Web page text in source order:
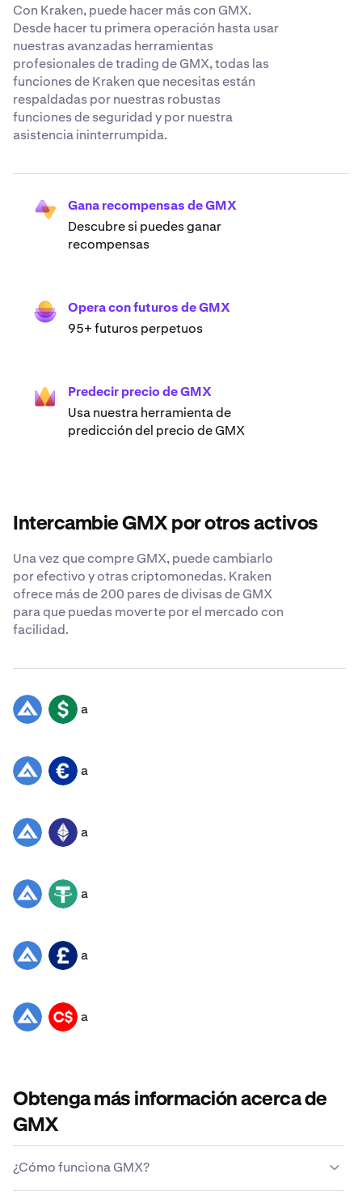
Con Kraken, puede hacer más con GMX.
Desde hacer tu primera operación hasta usar
nuestras avanzadas herramientas
profesionales de trading de GMX, todas las
funciones de Kraken que necesitas están
respaldadas por nuestras robustas
funciones de seguridad y por nuestra
asistencia ininterrumpida.
Gana recompensas de GMX
Descubre si puedes ganar
recompensas
Opera con futuros de GMX
95+ futuros perpetuos
Predecir precio de GMX
Usa nuestra herramienta de
predicción del precio de GMX
Intercambie GMX por otros activos
Una vez que compre GMX, puede cambiarlo
por efectivo y otras criptomonedas. Kraken
ofrece más de 200 pares de divisas de GMX
para que puedas moverte por el mercado con
facilidad.
GMX USD a
GMX EUR a
GMX ETH a
GMX USDT a
GMX GBP a
GMX CAD a
Obtenga más información acerca de
GMX
¿Cómo funciona GMX?